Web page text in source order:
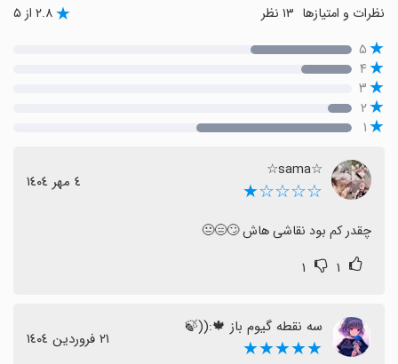
نظرات و امتیازها ۲.۸ از ۵
۵
۴
۳
۲
۱
☆sama☆
☆☆☆☆★ ٤ مهر ١٤٠٤
چقدر کم بود نقاشی هاش 🙄😑😐
۱ ۱
سه نقطه گیوم باز 🍁:‌((🍃
★★★★★ ٢١ فروردین ١٤٠٤